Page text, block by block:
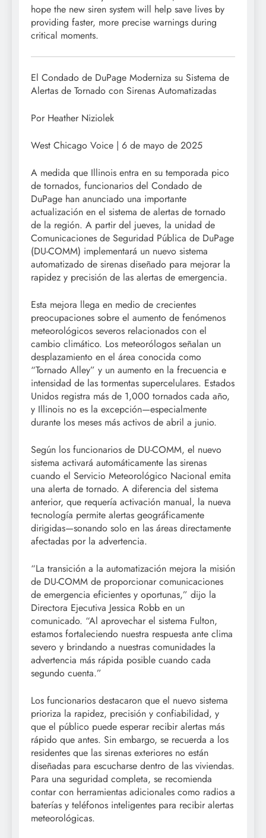
hope the new siren system will help save lives by
providing faster, more precise warnings during
critical moments.
El Condado de DuPage Moderniza su Sistema de
Alertas de Tornado con Sirenas Automatizadas
Por Heather Niziolek
West Chicago Voice | 6 de mayo de 2025
A medida que Illinois entra en su temporada pico
de tornados, funcionarios del Condado de
DuPage han anunciado una importante
actualización en el sistema de alertas de tornado
de la región. A partir del jueves, la unidad de
Comunicaciones de Seguridad Pública de DuPage
(DU-COMM) implementará un nuevo sistema
automatizado de sirenas diseñado para mejorar la
rapidez y precisión de las alertas de emergencia.
Esta mejora llega en medio de crecientes
preocupaciones sobre el aumento de fenómenos
meteorológicos severos relacionados con el
cambio climático. Los meteorólogos señalan un
desplazamiento en el área conocida como
“Tornado Alley” y un aumento en la frecuencia e
intensidad de las tormentas supercelulares. Estados
Unidos registra más de 1,000 tornados cada año,
y Illinois no es la excepción—especialmente
durante los meses más activos de abril a junio.
Según los funcionarios de DU-COMM, el nuevo
sistema activará automáticamente las sirenas
cuando el Servicio Meteorológico Nacional emita
una alerta de tornado. A diferencia del sistema
anterior, que requería activación manual, la nueva
tecnología permite alertas geográficamente
dirigidas—sonando solo en las áreas directamente
afectadas por la advertencia.
“La transición a la automatización mejora la misión
de DU-COMM de proporcionar comunicaciones
de emergencia eficientes y oportunas,” dijo la
Directora Ejecutiva Jessica Robb en un
comunicado. “Al aprovechar el sistema Fulton,
estamos fortaleciendo nuestra respuesta ante clima
severo y brindando a nuestras comunidades la
advertencia más rápida posible cuando cada
segundo cuenta.”
Los funcionarios destacaron que el nuevo sistema
prioriza la rapidez, precisión y confiabilidad, y
que el público puede esperar recibir alertas más
rápido que antes. Sin embargo, se recuerda a los
residentes que las sirenas exteriores no están
diseñadas para escucharse dentro de las viviendas.
Para una seguridad completa, se recomienda
contar con herramientas adicionales como radios a
baterías y teléfonos inteligentes para recibir alertas
meteorológicas.